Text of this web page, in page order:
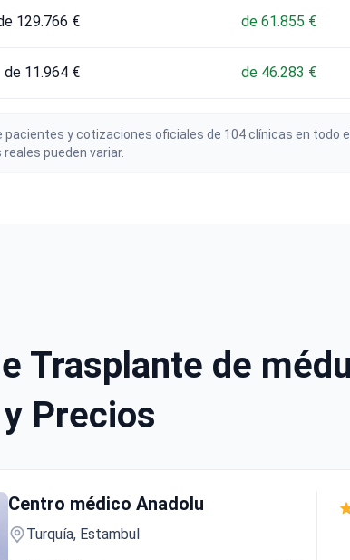
129.766 € de 61.855 €
de 11.964 € de 46.283 €
y cotizaciones oficiales de 104 clínicas en todo
pueden variar.
Trasplante de
Precios
Centro médico Anadolu
Turquía, Estambul